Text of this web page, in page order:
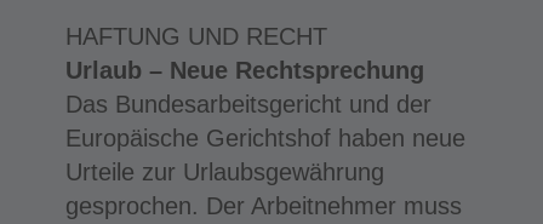
HAFTUNG UND RECHT
Urlaub – Neue Rechtsprechung
Das Bundesarbeitsgericht und der
Europäische Gerichtshof haben neue
Urteile zur Urlaubsgewährung
gesprochen. Der Arbeitnehmer muss